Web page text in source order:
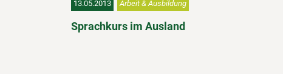
13.05.2013 Arbeit & Ausbildung
Sprachkurs im Ausland